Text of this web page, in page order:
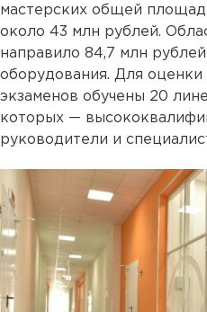
мастерских общей
около 43 млн рублей.
направило 84,7 млн
оборудования. Для
экзаменов обучены 20
которых —
руководители и